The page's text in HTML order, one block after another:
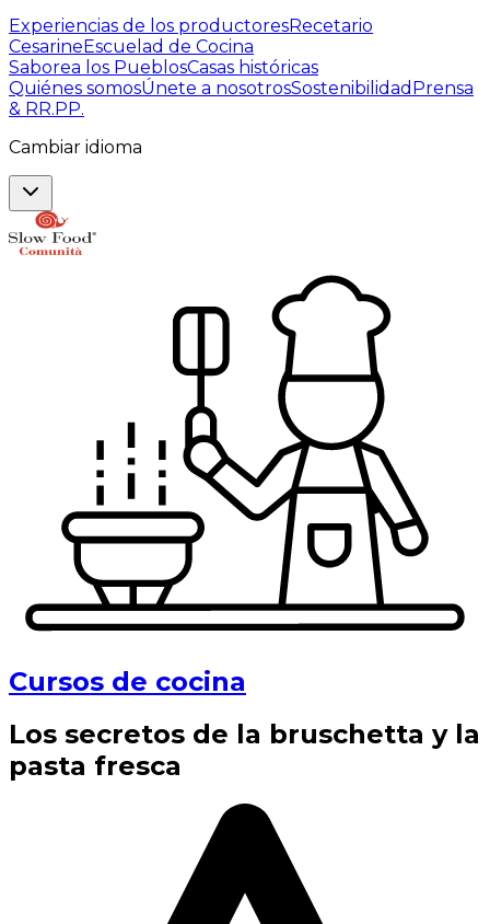
Experiencias de los productoresRecetario
CesarineEscuelad de Cocina
Saborea los PueblosCasas históricas
Quiénes somosÚnete a nosotrosSostenibilidad Prensa
& RR.PP.
Cambiar idioma
Cursos de cocina
Los secretos de la bruschetta y la
pasta fresca